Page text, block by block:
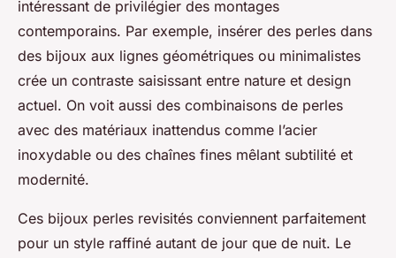
intéressant de privilégier des montages
contemporains. Par exemple, insérer des perles dans
des bijoux aux lignes géométriques ou minimalistes
crée un contraste saisissant entre nature et design
actuel. On voit aussi des combinaisons de perles
avec des matériaux inattendus comme l’acier
inoxydable ou des chaînes fines mêlant subtilité et
modernité.
Ces bijoux perles revisités conviennent parfaitement
pour un style raffiné autant de jour que de nuit. Le